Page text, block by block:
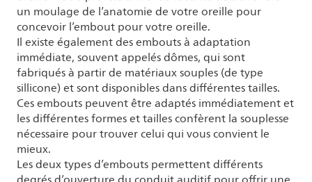
un moulage de l’anatomie de votre oreille pour
concevoir l’embout pour votre oreille.
Il existe également des embouts à adaptation
immédiate, souvent appelés dômes, qui sont
fabriqués à partir de matériaux souples (de type
sillicone) et sont disponibles dans différentes tailles.
Ces embouts peuvent être adaptés immédiatement et
les différentes formes et tailles confèrent la souplesse
nécessaire pour trouver celui qui vous convient le
mieux.
Les deux types d’embouts permettent différents